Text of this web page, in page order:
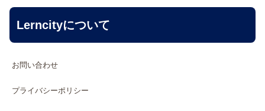
Lerncityについて
お問い合わせ
プライバシーポリシー